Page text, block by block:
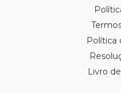
Política
Livro